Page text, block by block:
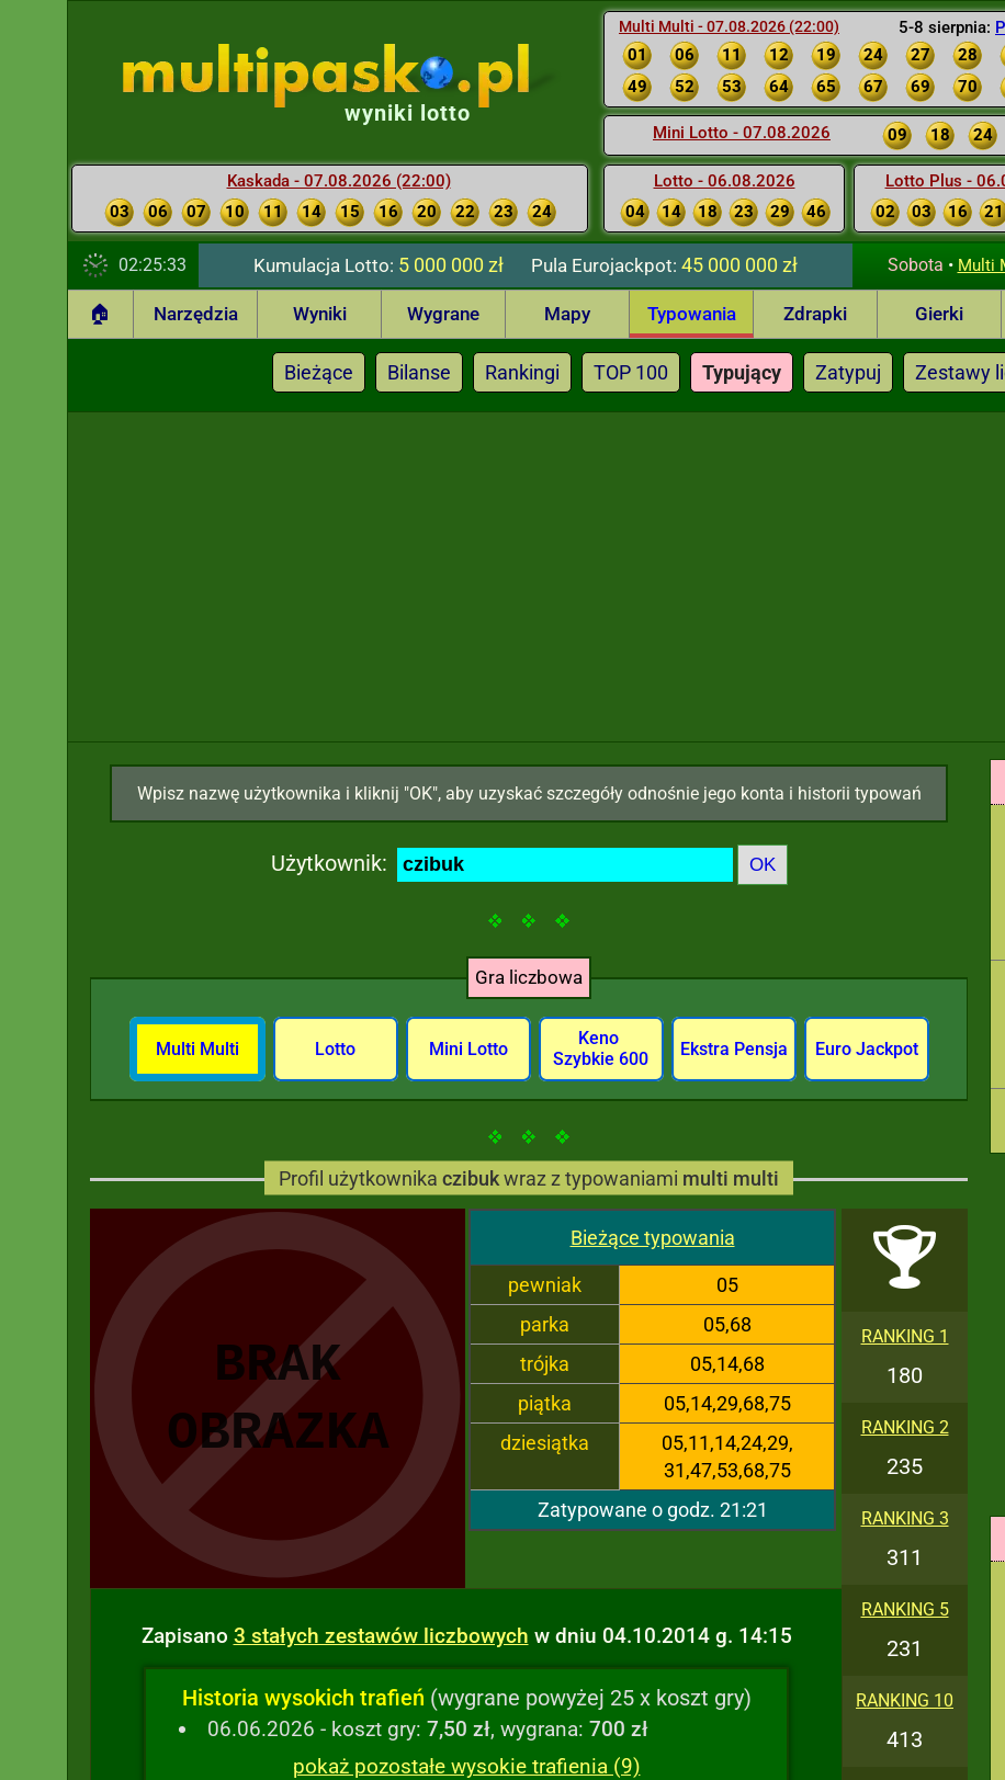
5-8 sierpnia:
Multi Multi - 07.08.2026 (22:00)
01 06 11 12 19 24 27 28
49
52 53 64 65 67 69 70
Mini Lotto - 07.08.2026 09 18 24
Lotto - 06.08.2026
04
14 18 23 29 46
Lotto Plus -
02
03 16 21
wyniki lotto
Kaskada - 07.08.2026 (22:00)
03
06 07 10 11 14 15 16 20 22 23 24
02:25:34 Kumulacja Lotto: 5 000 000 zł PulaEurojackpot: 45 000 000 zł Sobota • Multi
🏠 Narzędzia Wyniki Wygrane Mapy Typowania Zdrapki Gierki
Bieżące Bilanse Rankingi TOP 100 Typujący Zatypuj Zestawy
Wpisz nazwę użytkownika i kliknij "OK", aby uzyskać szczegóły odnośnie jego konta i historii typowań
Użytkownik:
Gra liczbowa
Multi Multi Lotto Mini Lotto
Keno
Szybkie 600
Ekstra Pensja Euro Jackpot
Profil użytkownika czibukwraz z typowaniami multi multi
Bieżące typowania
pewniak
05
parka
05,68
trójka
05,14,68
piątka
05,14,29,68,75
dziesiątka
05,11,14,24,29,
31,47,53,68,75
Zatypowane o godz. 21:21
RANKING 1
180
RANKING 2
235
RANKING 3
311
RANKING 5
231
RANKING 10
413
Zapisano 3 stałych zestawów liczbowych w dniu 04.10.2014 g. 14:15
Historia wysokich trafień (wygrane powyżej 25 x koszt gry)
06.06.2026 - koszt gry: 7,50 zł, wygrana: 700 zł
pokaż pozostałe wysokie trafienia (9)